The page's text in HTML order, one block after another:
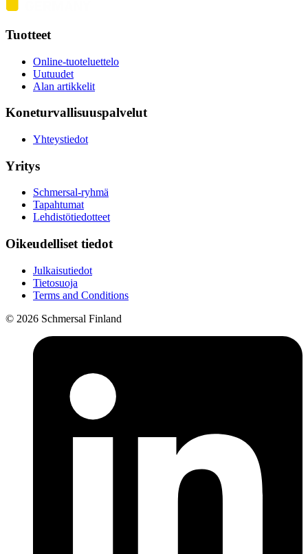
Tuotteet
Online-tuoteluettelo
Uutuudet
Alan artikkelit
Koneturvallisuuspalvelut
Yhteystiedot
Yritys
Schmersal-ryhmä
Tapahtumat
Lehdistötiedotteet
Oikeudelliset tiedot
Julkaisutiedot
Tietosuoja
Terms and Conditions
© 2026 Schmersal Finland